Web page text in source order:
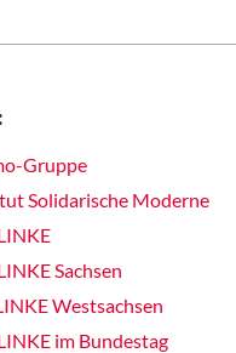
Gruppe
Solidarische Moderne
Sachsen
Westsachsen
im Bundestag